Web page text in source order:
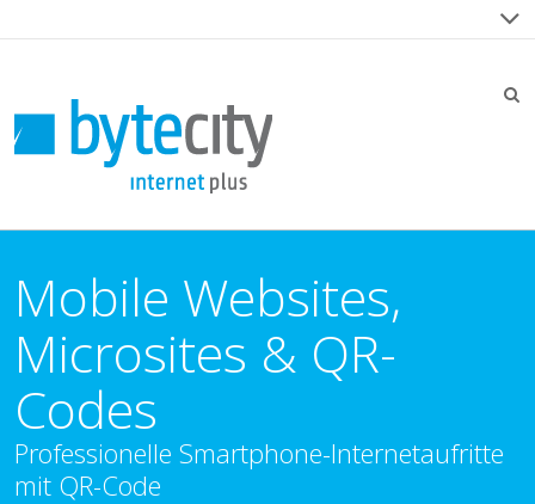
Mobile Websites,
Microsites & QR-
Codes
Professionelle Smartphone-Internetaufritte
mit QR-Code